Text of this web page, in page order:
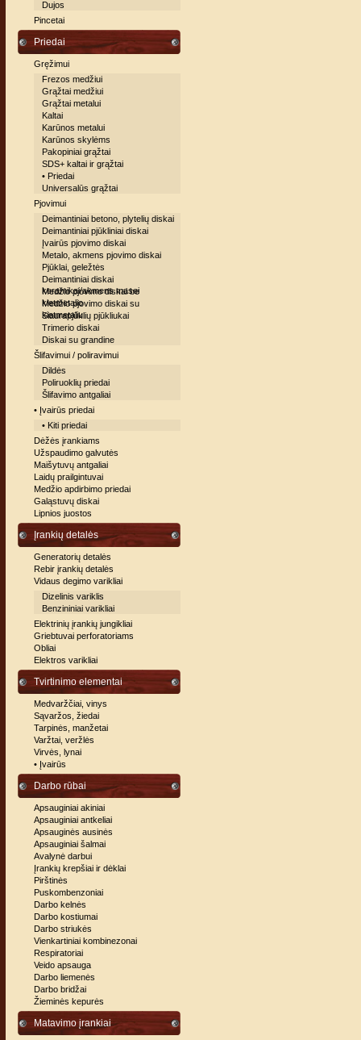
Dujos
Pincetai
Priedai
Gręžimui
Frezos medžiui
Grąžtai medžiui
Grąžtai metalui
Kaltai
Karūnos metalui
Karūnos skylėms
Pakopiniai grąžtai
SDS+ kaltai ir grąžtai
• Priedai
Universalūs grąžtai
Pjovimui
Deimantiniai betono, plytelių diskai
Deimantiniai pjūkliniai diskai
Įvairūs pjovimo diskai
Metalo, akmens pjovimo diskai
Pjūklai, geležtės
Deimantiniai diskai
keramikai/akmens masei
Medžio pjovimo diskai be
kietmetalio
Medžio pjovimo diskai su
kietmetaliu
Siaurapjūklių pjūkliukai
Trimerio diskai
Diskai su grandine
Šlifavimui / poliravimui
Dildės
Poliruoklių priedai
Šlifavimo antgaliai
• Įvairūs priedai
• Kiti priedai
Dėžės įrankiams
Užspaudimo galvutės
Maišytuvų antgaliai
Laidų prailgintuvai
Medžio apdirbimo priedai
Galąstuvų diskai
Lipnios juostos
Įrankių detalės
Generatorių detalės
Rebir įrankių detalės
Vidaus degimo varikliai
Dizelinis variklis
Benzininiai varikliai
Elektrinių įrankių jungikliai
Griebtuvai perforatoriams
Obliai
Elektros varikliai
Tvirtinimo elementai
Medvaržčiai, vinys
Sąvaržos, žiedai
Tarpinės, manžetai
Varžtai, veržlės
Virvės, lynai
• Įvairūs
Darbo rūbai
Apsauginiai akiniai
Apsauginiai antkeliai
Apsauginės ausinės
Apsauginiai šalmai
Avalynė darbui
Įrankių krepšiai ir dėklai
Pirštinės
Puskombenzoniai
Darbo kelnės
Darbo kostiumai
Darbo striukės
Vienkartiniai kombinezonai
Respiratoriai
Veido apsauga
Darbo liemenės
Darbo bridžai
Žieminės kepurės
Matavimo įrankiai